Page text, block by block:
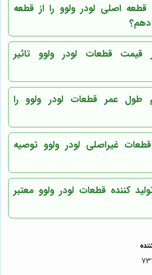
قطعه اصلی لودر ولوو را از قطعه
قیمت قطعات لودر ولوو تاثیر
طول عمر قطعات لودر ولوو را
قطعات غیراصلی لودر ولوو توصیه
کننده قطعات لودر ولوو معتبر